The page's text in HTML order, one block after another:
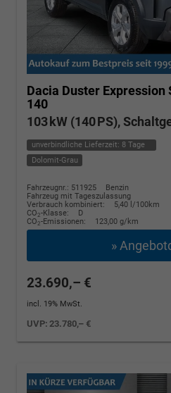
Dacia Duster Expression
140
103 kW (140 PS),
unverbindliche Lieferzeit: 8 Tage
Dolomit-Grau
Fahrzeugnr.: 511925
Benzin
Fahrzeug mit Tageszulassung
Verbrauch kombiniert:
5,40 l/100km
CO2-Klasse:
D
CO2-Emissionen: 123,00 g/km
»
23.690,– €
incl. 19% MwSt.
UVP:23.780,– €